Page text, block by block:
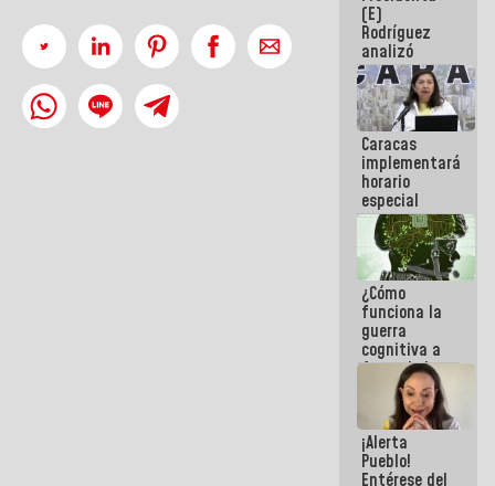
la semana
que viene
hay
programa
(E)
Rodríguez
analizó
junto a
gobernadores
planes de
recuperación
del Sistema
Eléctrico
Nacional
Caracas
implementará
horario
especial
para
adaptarse
al plan de
ahorro
energético
¿Cómo
funciona la
guerra
cognitiva a
favor de la
narrativa
hegemónica?
(1)
¡Alerta
Pueblo!
Entérese del